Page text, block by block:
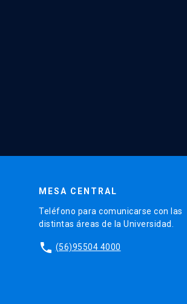
MESA CENTRAL
Teléfono para comunicarse con las
distintas áreas de la Universidad.
phone (56)95504 4000